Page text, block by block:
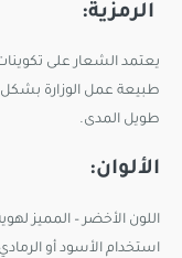
الرمزية:
يعتمد الشعار على
طبيعة عمل الوزارة بشكل
طويل المدى.
الألوان:
اللون الأخضر – المميز
استخدام الأسود أو